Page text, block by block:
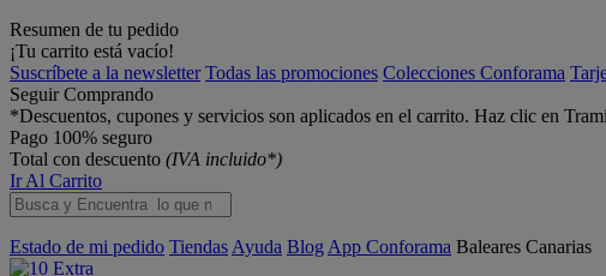
Resumen de tu pedido
¡Tu carrito está vacío!
Suscríbete a la newsletter Todas las promociones Colecciones Conforama
Seguir Comprando
*Descuentos, cupones y servicios son aplicados en el carrito. Haz clic en
Pago 100% seguro
Total con descuento (IVA incluido*)
Ir Al Carrito
Estado de mi pedido Tiendas Ayuda Blog App Conforama Baleares Canarias